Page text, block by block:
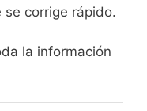
corrige rápido.
la información